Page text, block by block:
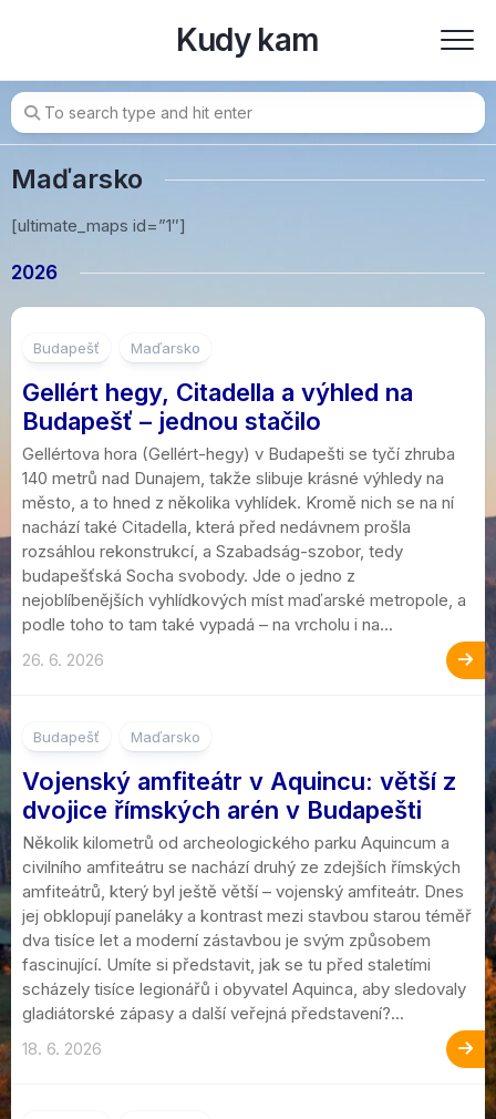
Kudy kam
Maďarsko
[ultimate_maps id=”1″]
2026
Budapešť Maďarsko
Gellért hegy, Citadella a výhled na
Budapešť – jednou stačilo
Gellértova hora (Gellért-hegy) v Budapešti se tyčí zhruba
140 metrů nad Dunajem, takže slibuje krásné výhledy na
město, a to hned z několika vyhlídek. Kromě nich se na ní
nachází také Citadella, která před nedávnem prošla
rozsáhlou rekonstrukcí, a Szabadság-szobor, tedy
budapešťská Socha svobody. Jde o jedno z
nejoblíbenějších vyhlídkových míst maďarské metropole, a
podle toho to tam také vypadá – na vrcholu i na...
26. 6. 2026
Budapešť Maďarsko
Vojenský amfiteátr v Aquincu: větší z
dvojice římských arén v Budapešti
Několik kilometrů od archeologického parku Aquincum a
civilního amfiteátru se nachází druhý ze zdejších římských
amfiteátrů, který byl ještě větší – vojenský amfiteátr. Dnes
jej obklopují paneláky a kontrast mezi stavbou starou téměř
dva tisíce let a moderní zástavbou je svým způsobem
fascinující. Umíte si představit, jak se tu před staletími
scházely tisíce legionářů i obyvatel Aquinca, aby sledovaly
gladiátorské zápasy a další veřejná představení?...
18. 6. 2026